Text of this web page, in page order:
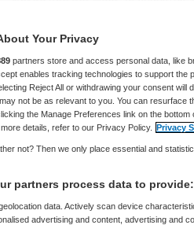
meer zorgpaden in
elkaar afgestemde
binnen een ziekenhuis
bij zowel
niet altijd
wij ons over dat in onze
Your Privacy
partners store and access personal data, like
enables tracking technologies to support
Reject All or withdrawing your consent
not be as relevant to you. You can resurface
the Manage Preferences link on the
details, refer to our Privacy Policy. Privacy
not? Then we only place essential and
partners process data to provide:
data. Actively scan device
advertising and content, advertising and